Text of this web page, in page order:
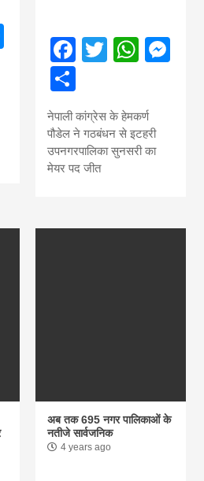
Messenger
Facebook
Twitter
Share
नेपाली कांग्रेस के हेमकर्ण
पौडेल ने गठबंधन से इटहरी
उपनगरपालिका सुनसरी का
मेयर पद जीत
अब तक 695 नगर पालिकाओं के
नतीजे सार्वजनिक
4 years ago